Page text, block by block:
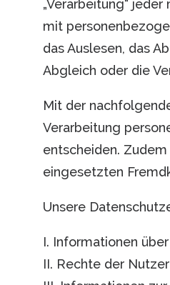
„Verarbeitung“
mit
das Auslesen, das
Abgleich oder die
Mit der
Verarbeitung
entscheiden.
eingesetzten
Unsere
I. Informationen
II. Rechte der